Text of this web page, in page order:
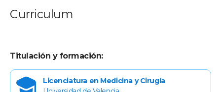
Curriculum
Titulación y formación:
Licenciatura en Medicina y Cirugía